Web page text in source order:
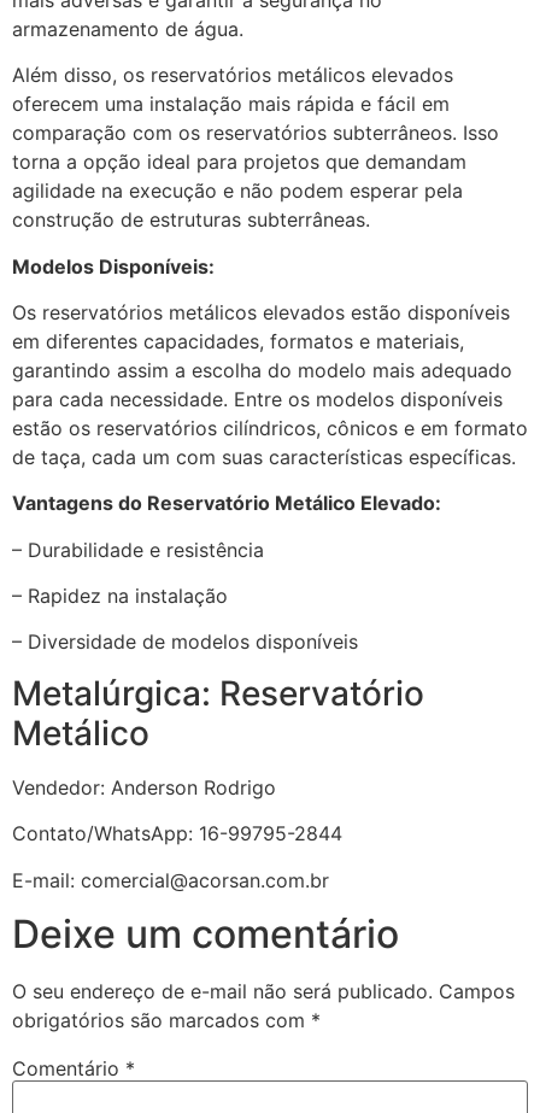
armazenamento de água.
Além disso, os reservatórios metálicos elevados
oferecem uma instalação mais rápida e fácil em
comparação com os reservatórios subterrâneos. Isso
torna a opção ideal para projetos que demandam
agilidade na execução e não podem esperar pela
construção de estruturas subterrâneas.
Modelos Disponíveis:
Os reservatórios metálicos elevados estão disponíveis
em diferentes capacidades, formatos e materiais,
garantindo assim a escolha do modelo mais adequado
para cada necessidade. Entre os modelos disponíveis
estão os reservatórios cilíndricos, cônicos e em formato
de taça, cada um com suas características específicas.
Vantagens do Reservatório Metálico Elevado:
– Durabilidade e resistência
– Rapidez na instalação
– Diversidade de modelos disponíveis
Metalúrgica: Reservatório
Metálico
Vendedor: Anderson Rodrigo
Contato/WhatsApp: 16-99795-2844
E-mail: comercial@acorsan.com.br
Deixe um comentário
O seu endereço de e-mail não será publicado. Campos
obrigatórios são marcados com *
Comentário *